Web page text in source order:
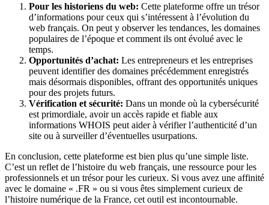
Pour les historiens du web: Cette plateforme offre un trésor
d’informations pour ceux qui s’intéressent à l’évolution du
web français. On peut y observer les tendances, les domaines
populaires de l’époque et comment ils ont évolué avec le
temps.
Opportunités d’achat: Les entrepreneurs et les entreprises
peuvent identifier des domaines précédemment enregistrés
mais désormais disponibles, offrant des opportunités uniques
pour des projets futurs.
Vérification et sécurité: Dans un monde où la cybersécurité
est primordiale, avoir un accès rapide et fiable aux
informations WHOIS peut aider à vérifier l’authenticité d’un
site ou à surveiller d’éventuelles usurpations.
En conclusion, cette plateforme est bien plus qu’une simple liste.
C’est un reflet de l’histoire du web français, une ressource pour les
professionnels et un trésor pour les curieux. Si vous avez une affinité
avec le domaine « .FR » ou si vous êtes simplement curieux de
l’histoire numérique de la France, cet outil est incontournable.